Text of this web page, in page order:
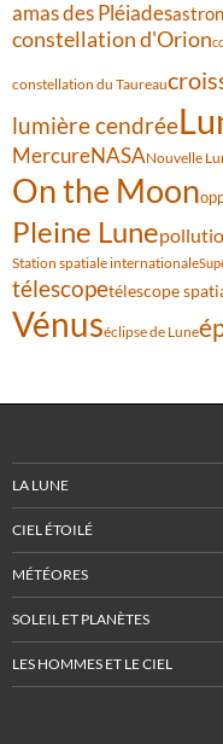
amas des Pléiades
constellation d'Orion
constellation du Taureau
lumière cendrée
MercureNASANouvelle
On the Moon
Pleine Lune
Station spatiale internationale
télescopetélescope
Vénuséclipse de Lune
LA LUNE
CIEL ÉTOILÉ
MÉTÉORES
SOLEIL ET PLANÈTES
LES HOMMES ET LE CIEL